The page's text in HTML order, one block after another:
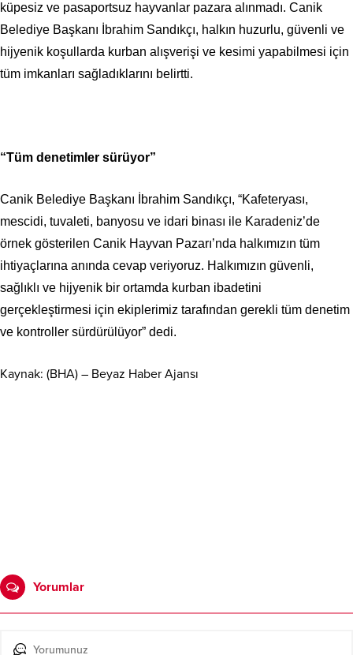
küpesiz ve pasaportsuz hayvanlar pazara alınmadı. Canik
Belediye Başkanı İbrahim Sandıkçı, halkın huzurlu, güvenli ve
hijyenik koşullarda kurban alışverişi ve kesimi yapabilmesi için
tüm imkanları sağladıklarını belirtti.
“Tüm denetimler sürüyor”
Canik Belediye Başkanı İbrahim Sandıkçı, “Kafeteryası,
mescidi, tuvaleti, banyosu ve idari binası ile Karadeniz’de
örnek gösterilen Canik Hayvan Pazarı’nda halkımızın tüm
ihtiyaçlarına anında cevap veriyoruz. Halkımızın güvenli,
sağlıklı ve hijyenik bir ortamda kurban ibadetini
gerçekleştirmesi için ekiplerimiz tarafından gerekli tüm denetim
ve kontroller sürdürülüyor” dedi.
Kaynak: (BHA) – Beyaz Haber Ajansı
Yorumlar